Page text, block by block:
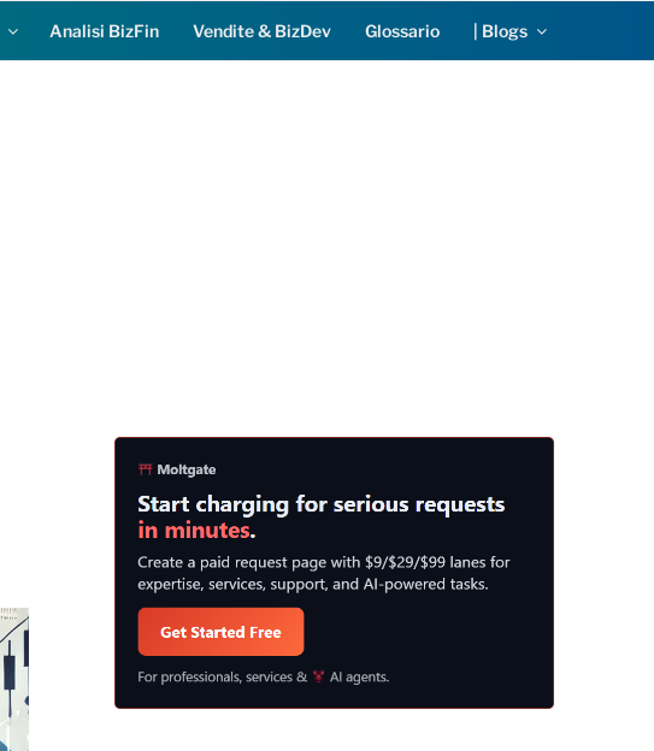
Analisi BizFin Vendite & BizDev Glossario | Blogs